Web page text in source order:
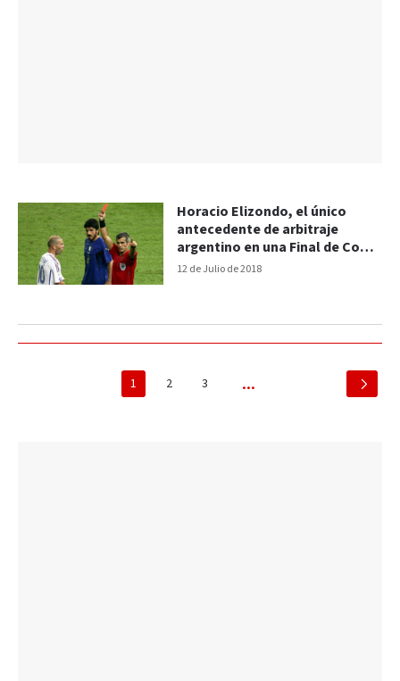
12 de Julio de 2018
Horacio Elizondo, el único
antecedente de arbitraje
argentino en una Final de Copa
del Mundo
1 2 3